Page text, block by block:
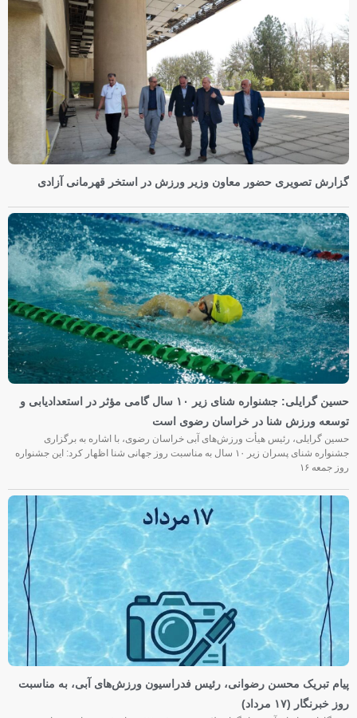
گزارش تصویری حضور معاون وزیر ورزش در استخر قهرمانی آزادی
حسین گرایلی: جشنواره شنای زیر ۱۰ سال گامی مؤثر در استعدادیابی و
توسعه ورزش شنا در خراسان رضوی است
حسین گرایلی، رئیس هیأت ورزش‌های آبی خراسان رضوی، با اشاره به برگزاری
جشنواره شنای پسران زیر ۱۰ سال به مناسبت روز جهانی شنا اظهار کرد: این جشنواره
روز جمعه‌ ۱۶
پیام تبریک محسن رضوانی، رئیس فدراسیون ورزش‌های آبی، به مناسبت
روز خبرنگار (۱۷ مرداد)